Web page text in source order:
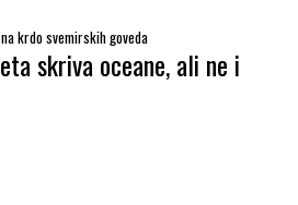
krdo svemirskih goveda
skriva oceane, ali ne i